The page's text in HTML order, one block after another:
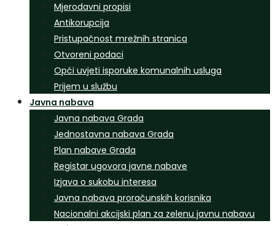
Mjerodavni propisi
Antikorupcija
Pristupačnost mrežnih stranica
Otvoreni podaci
Opći uvjeti isporuke komunalnih usluga
Prijem u službu
Javna nabava
Javna nabava Grada
Jednostavna nabava Grada
Plan nabave Grada
Registar ugovora javne nabave
Izjava o sukobu interesa
Javna nabava proračunskih korisnika
Nacionalni akcijski plan za zelenu javnu nabavu